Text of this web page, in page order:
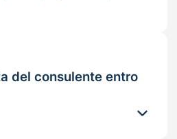
del consulente entro